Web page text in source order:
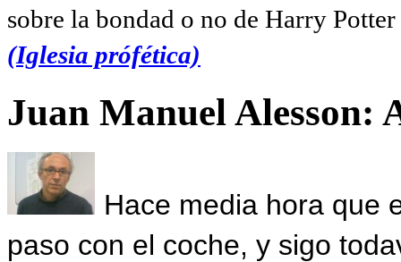
sobre la bondad o no de Harry
(Iglesia prófética)
Juan Manuel Alesson:
Hace media hora que
paso con el coche, y sigo